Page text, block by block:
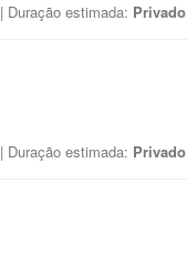
| Duração estimada: Privado
| Duração estimada: Privado